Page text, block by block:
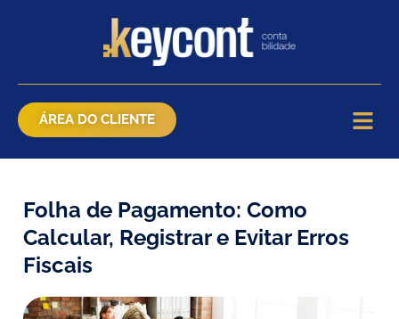
ÁREA DO CLIENTE
Folha de Pagamento: Como
Calcular, Registrar e Evitar Erros
Fiscais